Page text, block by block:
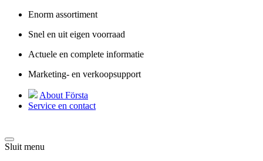
Enorm assortiment
Snel en uit eigen voorraad
Actuele en complete informatie
Marketing- en verkoopsupport
About Första
Service en contact
Sluit menu